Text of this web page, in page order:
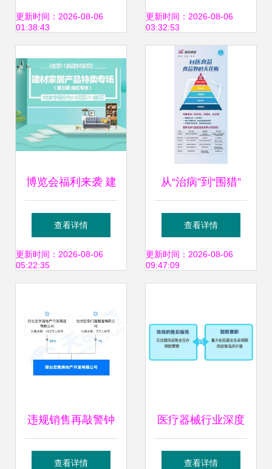
代理与销售代理的
式
更新时间：2026-08-06
01:38:43
模式
更新时间：2026-08-06
03:32:53
博览会福利来袭 建
材家居产品促销盛
宴，买买买，就现
查看详情
更新时间：2026-08-06
05:22:35
从“治病”到“围猎”
揭秘艾灸馆药店违
规销售特医食品乱
查看详情
更新时间：2026-08-06
09:47:09
违规销售再敲警钟
河北宏宇地产子公
查看详情
医疗器械行业深度
变革 经销商洗牌加
查看详情